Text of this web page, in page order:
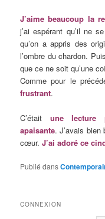
J’aime beaucoup la
j’aiespérant qu’il ne
qu’on a appris des
l’ombre du chardon.
que ce ne soit qu’une
Comme pour le
frustrant.
C’était une lecture
apaisante. J’avais
cœur.J’ai adoré ce
Publié dans
CONNEXION